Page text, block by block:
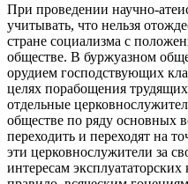
При проведении научно-
учитывать, что нельзя
стране социализма с
обществе. В буржуазном
орудием господствующих
целях порабощения
отдельные
обществе по ряду основных
переходить и переходят на
эти церковнослужители за
интересам